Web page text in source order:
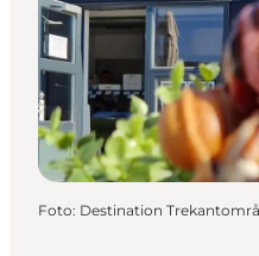
Unterkünfte
Reiseplanung
Foto: Destination